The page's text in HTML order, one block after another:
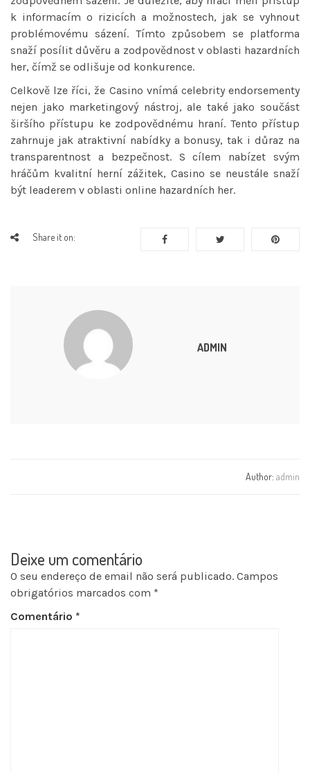
k informacím o rizicích a možnostech, jak se vyhnout
problémovému sázení. Tímto způsobem se platforma
snaží posílit důvěru a zodpovědnost v oblasti hazardních
her, čímž se odlišuje od konkurence.
Celkově lze říci, že Casino vnímá celebrity endorsementy
nejen jako marketingový nástroj, ale také jako součást
širšího přístupu ke zodpovědnému hraní. Tento přístup
zahrnuje jak atraktivní nabídky a bonusy, tak i důraz na
transparentnost a bezpečnost. S cílem nabízet svým
hráčům kvalitní herní zážitek, Casino se neustále snaží
být leaderem v oblasti online hazardních her.
Share it on:
ADMIN
Author: admin
Deixe um comentário
O seu endereço de email não será publicado. Campos
obrigatórios marcados com *
Comentário *